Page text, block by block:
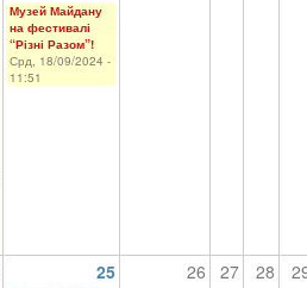
Музей Майдану
на фестивалі
“Різні Разом”!
Срд, 18/09/2024 -
11:51
25 26 27 28